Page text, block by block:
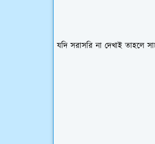
যদি সরাসরি না দেখাই তাহলে